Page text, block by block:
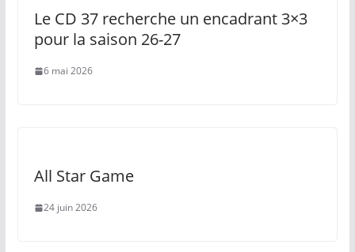
Le CD 37 recherche un encadrant 3×3
pour la saison 26-27
6 mai 2026
All Star Game
24 juin 2026